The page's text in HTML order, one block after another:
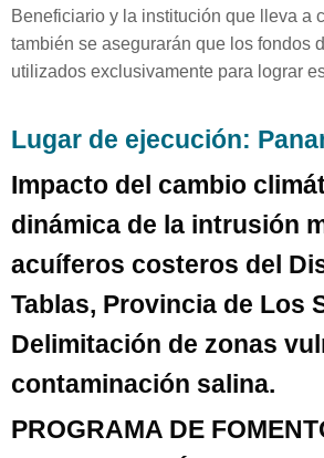
Beneficiario y la institución que lleva a
también se asegurarán que los fondos
utilizados exclusivamente para lograr
Lugar de ejecución:
Impacto del cambio
dinámica de la intrusión
acuíferos costeros del
Tablas, Provincia de Los
Delimitación de zonas
contaminación salina.
PROGRAMA DE